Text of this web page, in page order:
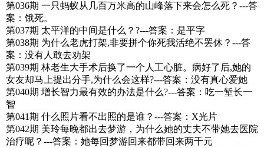
第036期 一只蚂蚁从几百万米高的山峰落下来会怎么死？---答
案：饿死。
第037期 太平洋的中间是什么？?---答案：是平字
第038期 为什么老虎打架,非要拼个你死我活绝不罢休？---答
案：没有人敢去劝架
第039期 林老生大手术后换了一个人工心脏。病好了后,她的
女友却马上提出分手,为什么会这样?---答案：没有真心爱她
第040期 增长智力最有效的办法是什么?---答案：吃一堑长一
智
第041期 什么照片看不出照的是谁？---答案：X光片
第042期 美玲每晚都出去梦游，为什么她的丈夫不带她去医院
治疗呢？---答案：她每回梦游回来都带回来两千元